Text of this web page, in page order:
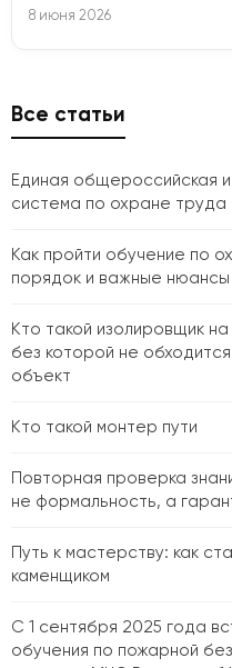
Все статьи
Единая общероссийская
система по охране труда
Как пройти обучение по
порядок и важные нюансы
Кто такой изолировщик
без которой не
объект
Кто такой монтер пути
Повторная проверка
не формальность, а
Путь к мастерству: как
каменщиком
С 1 сентября 2025 года
обучения по пожарной
8 июня 2026